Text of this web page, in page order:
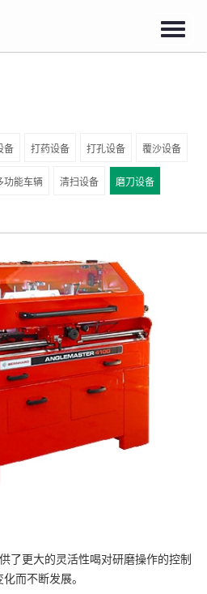
备 打药设备 打孔设备 覆沙设备
功能车辆 清扫设备 磨刀设备
了更大的灵活性喝对研磨操作的控制
而不断发展。